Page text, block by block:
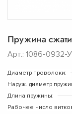
Пружина
Арт.: 1086-0932-У
Диаметр проволоки:
Наруж. диаметр
Длина пружины:
Рабочее число